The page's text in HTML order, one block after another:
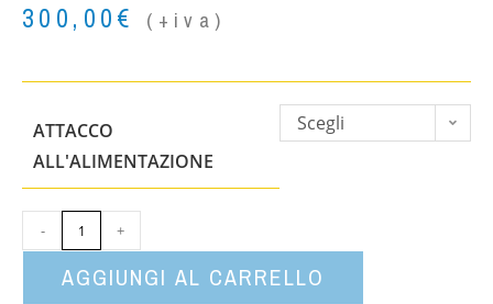
300,00€ (+iva)
ATTACCO
ALL'ALIMENTAZIONE
Scegli
- +
AGGIUNGI AL CARRELLO